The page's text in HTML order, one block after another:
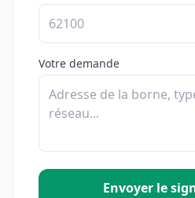
Votre demande
Envoyer le